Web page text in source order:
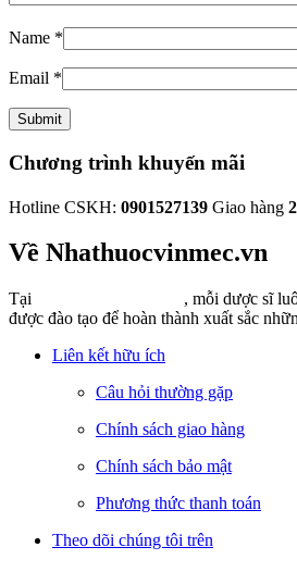
Name *
Email *
Chương trình khuyến mãi
Hotline CSKH: 0901527139 Giao hàng
Về Nhathuocvinmec.vn
Tại
, mỗi dược sĩ
được đào tạo để hoàn thành xuất sắc
Liên kết hữu ích
Câu hỏi thường gặp
Chính sách giao hàng
Chính sách bảo mật
Phương thức thanh toán
Theo dõi chúng tôi trên